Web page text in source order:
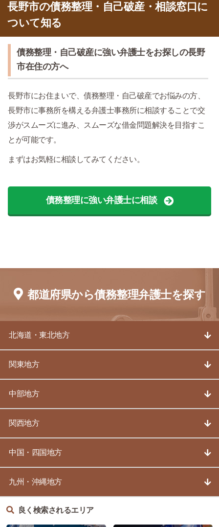
長野市の債務整理・自己破産・相談窓口に
ついて知る
債務整理・自己破産に強い弁護士をお探しの長野
市在住の方へ
長野市にお住まいで、債務整理・自己破産でお悩みの方、
長野市に事務所を構える弁護士事務所に相談することで交
渉がスムーズに進み、スムーズな借金問題解決を目指すこ
とが可能です。
まずはお気軽に相談してみてください。
債務整理に強い弁護士に相談
都道府県から債務整理弁護士を探す
北海道・東北地方
関東地方
中部地方
関西地方
中国・四国地方
九州・沖縄地方
良く検索されるエリア